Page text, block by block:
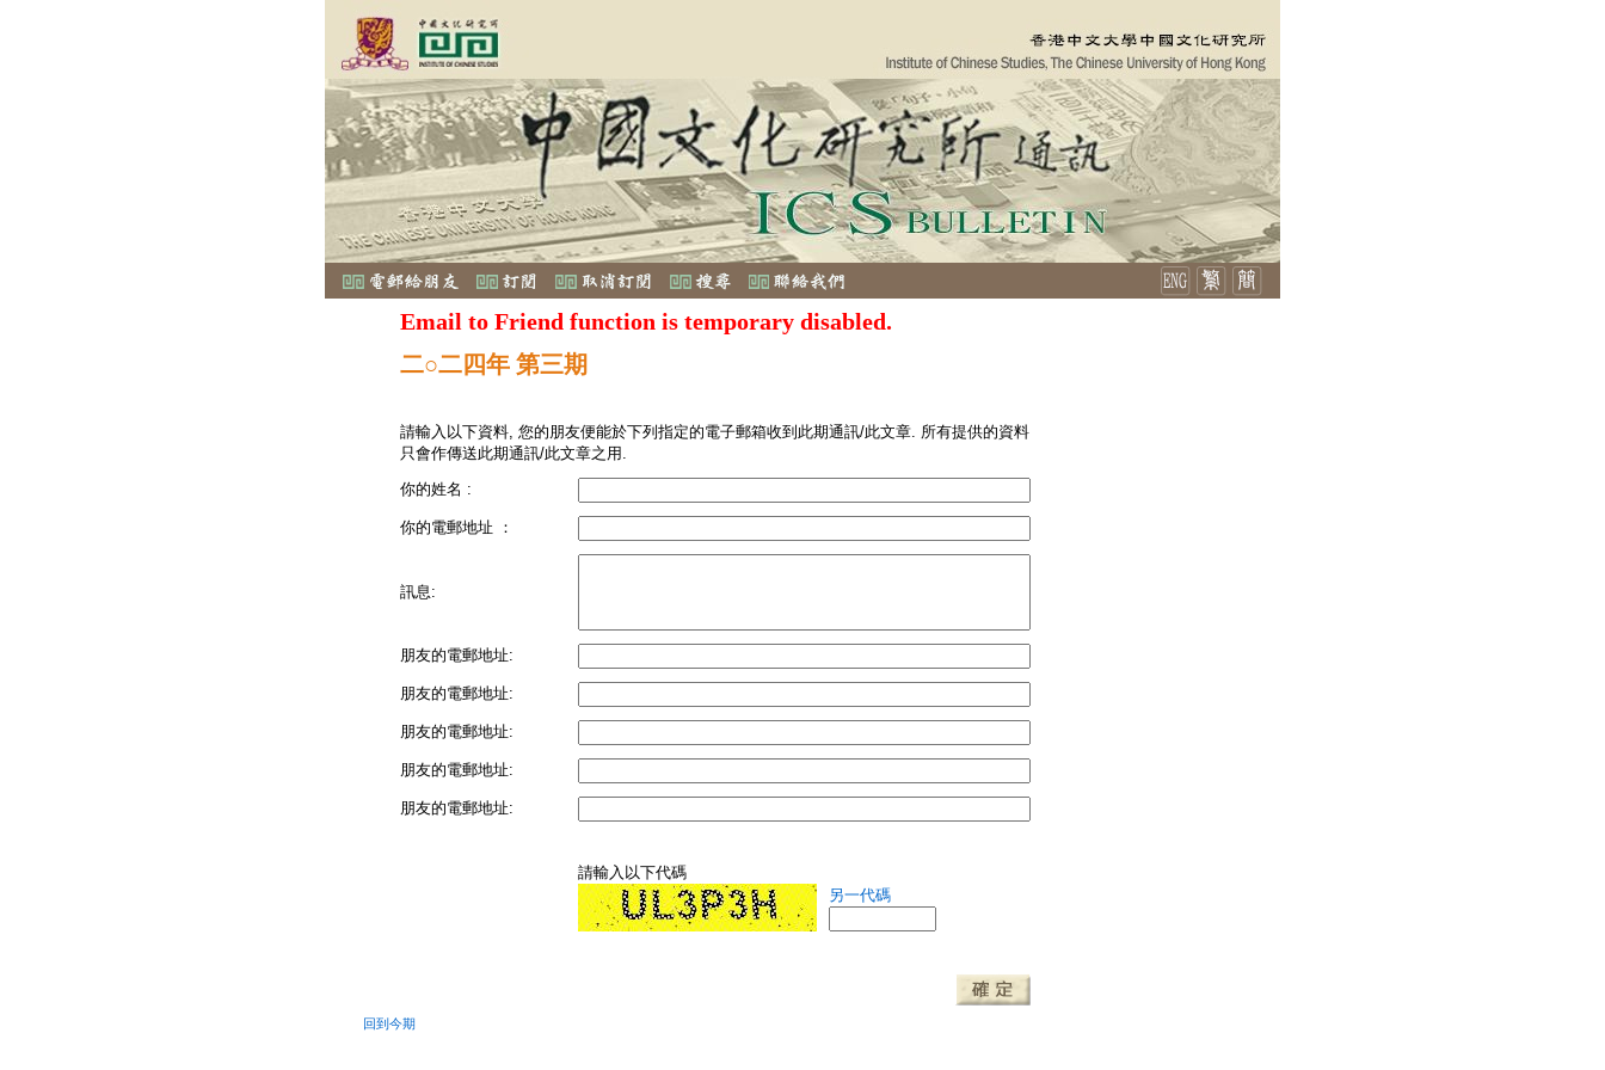
Email to Friend function is temporary disabled.
二○二四年 第三期
請輸入以下資料, 您的朋友便能於下列指定的電子郵箱收到此期通訊/此文章. 所有提供的資料
只會作傳送此期通訊/此文章之用.
你的姓名 :
你的電郵地址 ：
訊息:
朋友的電郵地址:
朋友的電郵地址:
朋友的電郵地址:
朋友的電郵地址:
朋友的電郵地址:
請輸入以下代碼
另一代碼
回到今期